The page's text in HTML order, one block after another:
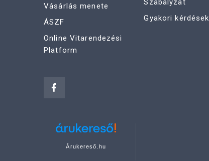
Vásárlás menete
ÁSZF
Online Vitarendezési
Platform
Szabályzat
Gyakori kérdések
Árukereső.hu